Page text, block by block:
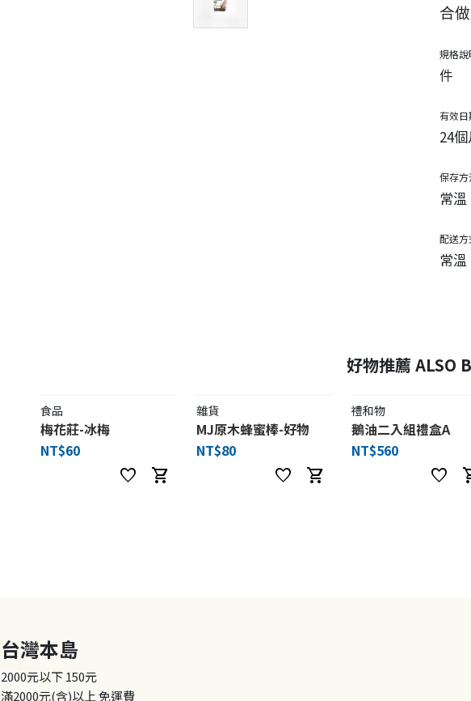
合
規格說
件
有效
24
保存方
常溫
配送方
常溫
好物推薦 ALSO
食品
梅花莊-冰梅
NT$60
favorite shopping_cart
雜貨
MJ原木蜂蜜棒-好物
NT$80
favorite shopping_cart
禮和物
鵝油二入組禮盒A
NT$560
favorite
台灣本島
2000元以下150元
滿2000元(含)以上免運費